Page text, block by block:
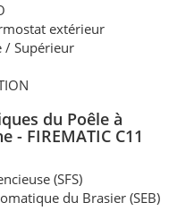
extérieur
/ Supérieur
du Poêle à
- FIREMATIC C11
(SFS)
du Brasier (SEB)